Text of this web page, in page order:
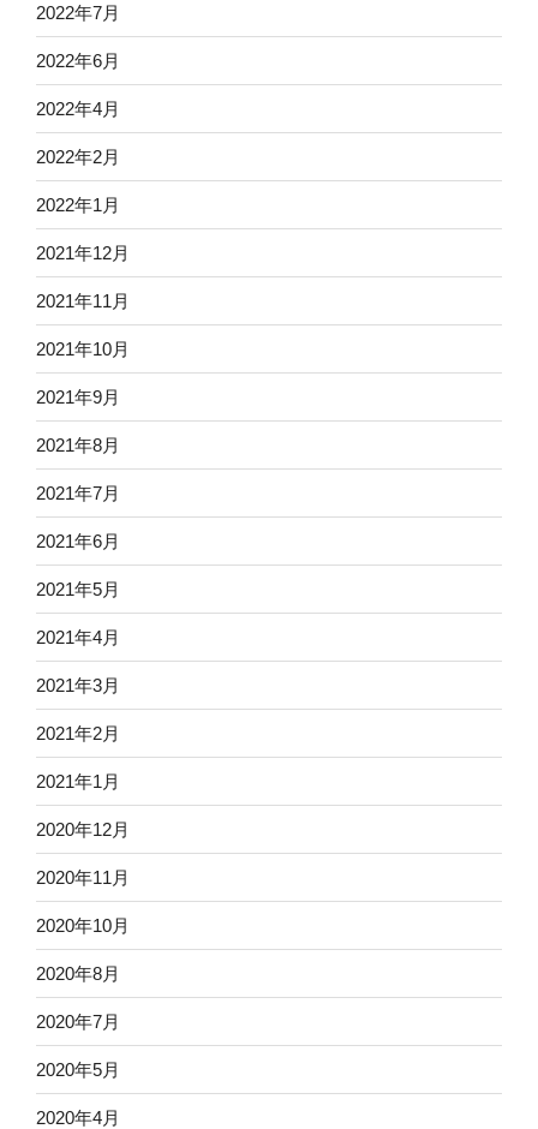
2022年7月
2022年6月
2022年4月
2022年2月
2022年1月
2021年12月
2021年11月
2021年10月
2021年9月
2021年8月
2021年7月
2021年6月
2021年5月
2021年4月
2021年3月
2021年2月
2021年1月
2020年12月
2020年11月
2020年10月
2020年8月
2020年7月
2020年5月
2020年4月